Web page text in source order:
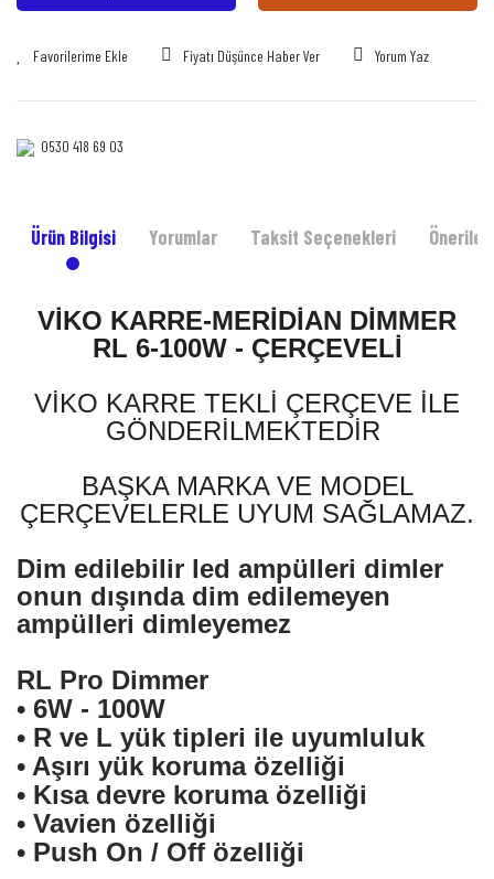
Fiyatı Düşünce Haber Ver Yorum Yaz
0530 418 69 03‎‎
Ürün Bilgisi Yorumlar Taksit Seçenekleri
VİKO KARRE-MERİDİAN DİMMER
RL 6-100W - ÇERÇEVELİ
VİKO KARRE TEKLİ ÇERÇEVE İLE
GÖNDERİLMEKTEDİR
BAŞKA MARKA VE MODEL
ÇERÇEVELERLE UYUM SAĞLAMAZ.
Dim edilebilir led ampülleri dimler
onun dışında dim edilemeyen
ampülleri dimleyemez
RL Pro Dimmer
• 6W - 100W
• R ve L yük tipleri ile uyumluluk
• Aşırı yük koruma özelliği
• Kısa devre koruma özelliği
• Vavien özelliği
• Push On / Off özelliği